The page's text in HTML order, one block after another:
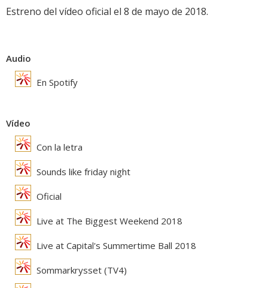
Estreno del vídeo oficial el 8 de mayo de 2018.
Audio
En Spotify
Vídeo
Con la letra
Sounds like friday night
Oficial
Live at The Biggest Weekend 2018
Live at Capital's Summertime Ball 2018
Sommarkrysset (TV4)